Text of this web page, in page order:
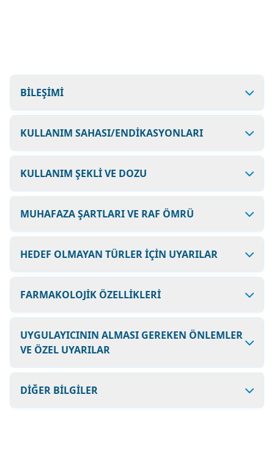
BİLEŞİMİ
KULLANIM SAHASI/ENDİKASYONLARI
KULLANIM ŞEKLİ VE DOZU
MUHAFAZA ŞARTLARI VE RAF ÖMRÜ
HEDEF OLMAYAN TÜRLER İÇİN UYARILAR
FARMAKOLOJİK ÖZELLİKLERİ
UYGULAYICININ ALMASI GEREKEN ÖNLEMLER
VE ÖZEL UYARILAR
DİĞER BİLGİLER